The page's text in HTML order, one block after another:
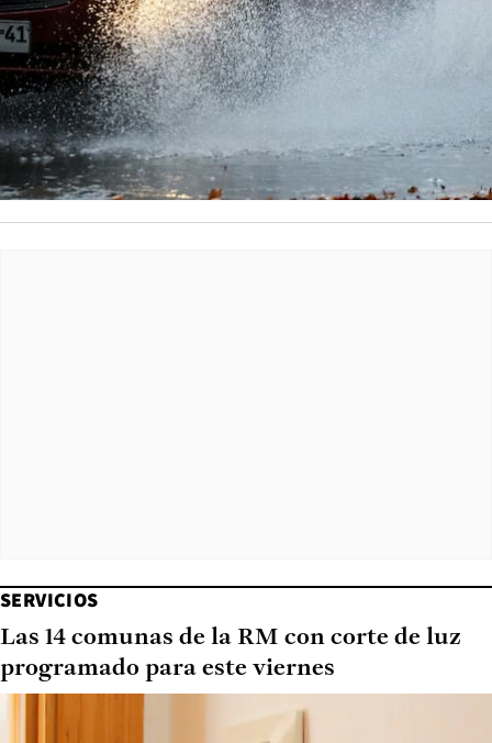
SERVICIOS
Las 14 comunas de la RM con corte de luz
programado para este viernes